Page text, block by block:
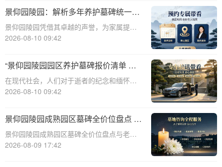
园服务机构，始终致力于为家属提供高品质
的安葬环境和完善的售后服务。在众
景仰园陵园：解析多年养护墓碑统一售
价与老带新共享优惠活动
景仰园陵园凭借其卓越的声誉，为家属提供
透明且便利的墓碑购买体验。本文将深入解
策，以及老带新双方共享优惠活动的具体细
节，助您全面了解并选择景仰园陵园的优质
墓碑产品。☎
2026-08-10 09:42
“景仰园陵园园区养护墓碑报价清单 常
态化保洁无需额外付费 透明价格与服务
详解”
在现代社会，人们对于逝者的纪念和缅怀有
着越来越高的要求。景仰园陵园作为一家专
的园区养护和墓碑维护服务。本文将详细介
绍景仰园陵园园区养护墓碑的报价清单，重
点说明常态
2026-08-10 09:42
景仰园陵园成熟园区墓碑全价位盘点 老
客户续费叠加福利详解
景仰园陵园成熟园区墓碑全价位盘点与老客
户续费叠加福利详解☎ 景仰园陵园电话:400-
2026-08-09 17:42